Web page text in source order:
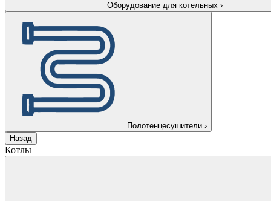
Оборудование для котельных ›
Полотенцесушители ›
Назад
Котлы